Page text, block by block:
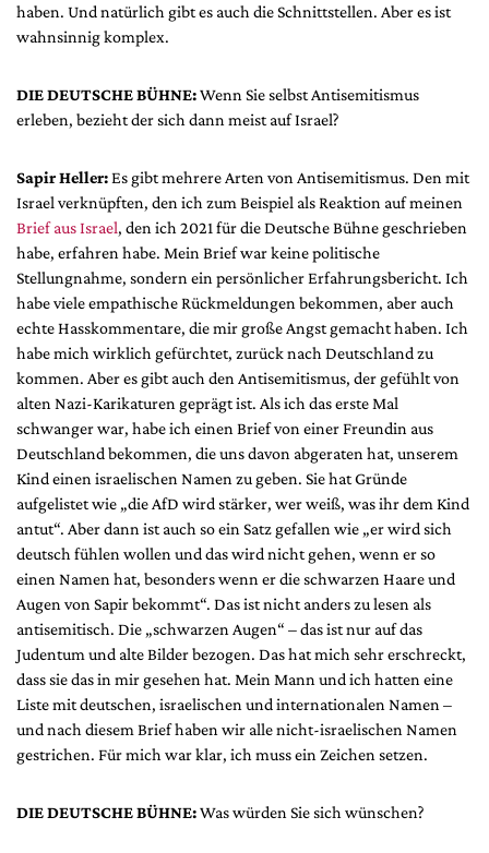
haben. Und natürlich gibt es auch die Schnittstellen. Aber es ist
wahnsinnig komplex.
DIE DEUTSCHE BÜHNE:Wenn Sie selbst Antisemitismus
erleben, bezieht der sich dann meist auf Israel?
Sapir Heller:Es gibt mehrere Arten von Antisemitismus. Den mit
Israel verknüpften, den ich zum Beispiel als Reaktion auf meinen
Brief aus Israel, den ich 2021 für die Deutsche Bühne geschrieben
habe, erfahren habe. Mein Brief war keine politische
Stellungnahme, sondern ein persönlicher Erfahrungsbericht. Ich
habe viele empathische Rückmeldungen bekommen, aber auch
echte Hasskommentare, die mir große Angst gemacht haben. Ich
habe mich wirklich gefürchtet, zurück nach Deutschland zu
kommen. Aber es gibt auch den Antisemitismus, der gefühlt von
alten Nazi-Karikaturen geprägt ist. Als ich das erste Mal
schwanger war, habe ich einen Brief von einer Freundin aus
Deutschland bekommen, die uns davon abgeraten hat, unserem
Kind einen israelischen Namen zu geben. Sie hat Gründe
aufgelistet wie „die AfD wird stärker, wer weiß, was ihr dem Kind
antut“. Aber dann ist auch so ein Satz gefallen wie „er wird sich
deutsch fühlen wollen und das wird nicht gehen, wenn er so
einen Namen hat, besonders wenn er die schwarzen Haare und
Augen von Sapir bekommt“. Das ist nicht anders zu lesen als
antisemitisch. Die „schwarzen Augen“ – das ist nur auf das
Judentum und alte Bilder bezogen. Das hat mich sehr erschreckt,
dass sie das in mir gesehen hat. Mein Mann und ich hatten eine
Liste mit deutschen, israelischen und internationalen Namen –
und nach diesem Brief haben wir alle nicht-israelischen Namen
gestrichen. Für mich war klar, ich muss ein Zeichen setzen.
DIE DEUTSCHE BÜHNE:Was würden Sie sich wünschen?